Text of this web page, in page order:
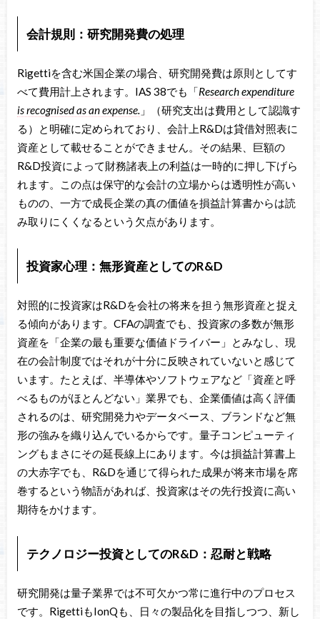
会計規則：研究開発費の処理
Rigettiを含む米国企業の場合、研究開発費は原則としてす
べて費用計上されます。IAS 38でも「Research expenditure
is recognised as an expense.」（研究支出は費用として認識す
る）と明確に定められており、会計上R&Dは貸借対照表に
資産として載せることができません。その結果、巨額の
R&D投資によって財務諸表上の利益は一時的に押し下げら
れます。この点は保守的な会計の立場からは透明性が高い
ものの、一方で成長企業の真の価値を損益計算書からは読
み取りにくくなるという欠点があります。
投資家心理：無形資産としてのR&D
対照的に投資家はR&Dを会社の将来を担う無形資産と捉え
る傾向があります。CFAの調査でも、投資家の多数が無形
資産を「企業の最も重要な価値ドライバー」とみなし、現
在の会計制度ではそれが十分に反映されていないと感じて
います。たとえば、半導体やソフトウェアなど「資産と呼
べるものがほとんどない」業界でも、企業価値は高く評価
されるのは、研究開発力やデータベース、ブランドなど無
形の強みを織り込んでいるからです。量子コンピューティ
ングもまさにその延長線上にあります。今は損益計算書上
の大赤字でも、R&Dを通じて得られた成果が将来市場を席
巻するという物語があれば、投資家はその先行投資に高い
期待をかけます。
テクノロジー投資としてのR&D：忍耐と戦略
研究開発は量子業界では不可欠かつ常に進行中のプロセス
です。RigettiもIonQも、日々の製品化を目指しつつ、新し